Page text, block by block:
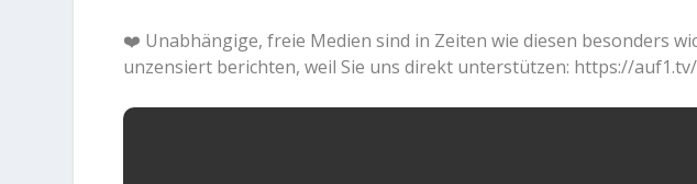
❤️ Unabhängige, freie Medien sind in Zeiten wie diesen besonders
unzensiert berichten, weil Sie uns direkt unterstützen: https://